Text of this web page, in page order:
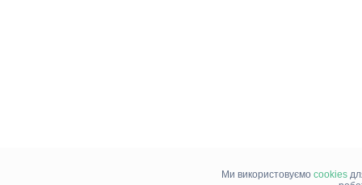
Ми використовуємо cookies